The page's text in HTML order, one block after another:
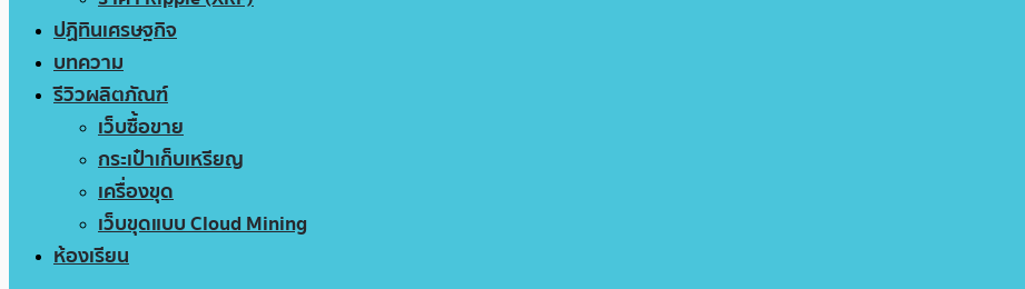
ปฏิทินเศรษฐกิจ
บทความ
รีวิวผลิตภัณฑ์
เว็บซื้อขาย
กระเป๋าเก็บเหรียญ
เครื่องขุด
เว็บขุดแบบ Cloud Mining
ห้องเรียน